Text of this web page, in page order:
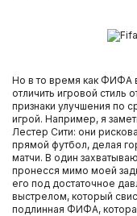
Но в то время как ФИФА
отличить игровой стиль
признаки улучшения по
игрой. Например, я
Лестер Сити: они
прямой футбол, делая
матчи. В один
пронесся мимо моей
его под достаточное
выстрелом, который
подлинная ФИФА,